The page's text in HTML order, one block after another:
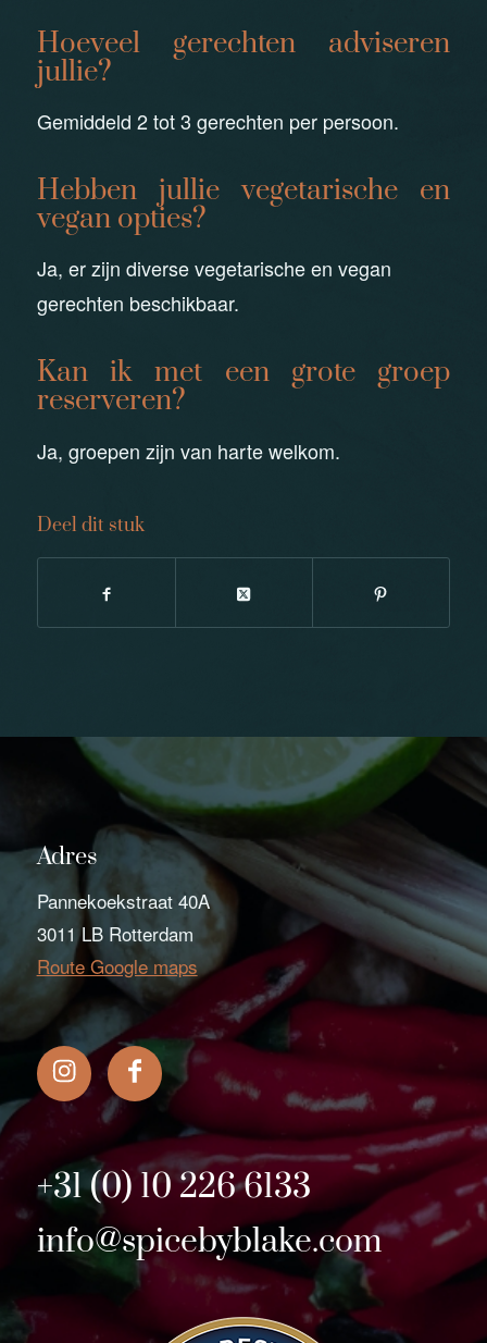
Hoeveel gerechten adviseren
jullie?
Gemiddeld 2 tot 3 gerechten per persoon.
Hebben jullie vegetarische en
vegan opties?
Ja, er zijn diverse vegetarische en vegan
gerechten beschikbaar.
Kan ik met een grote groep
reserveren?
Ja, groepen zijn van harte welkom.
Deel dit stuk
Adres
Pannekoekstraat 40A
3011 LB Rotterdam
Route Google maps
+31 (0) 10 226 6133
info@spicebyblake.com